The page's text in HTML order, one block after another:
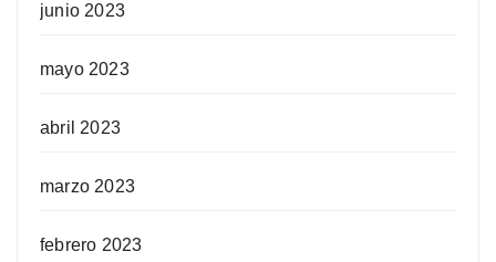
junio 2023
mayo 2023
abril 2023
marzo 2023
febrero 2023